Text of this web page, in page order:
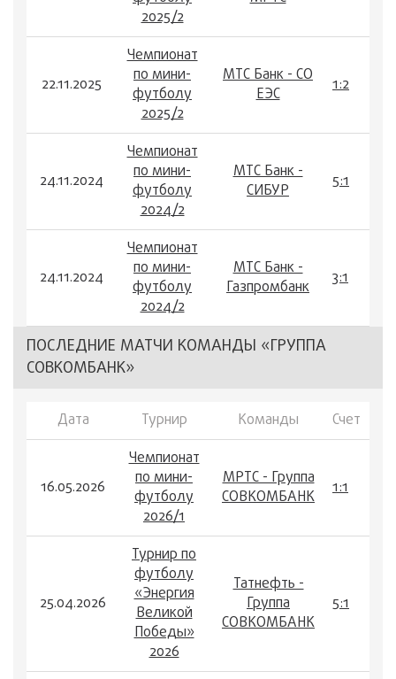
2025/2
22.11.2025
Чемпионат
по мини-
футболу
2025/2
МТС Банк - СО
ЕЭС
1:2
24.11.2024
Чемпионат
по мини-
футболу
2024/2
МТС Банк -
СИБУР
5:1
24.11.2024
Чемпионат
по мини-
футболу
2024/2
МТС Банк -
Газпромбанк
3:1
ПОСЛЕДНИЕ МАТЧИ КОМАНДЫ «ГРУППА
СОВКОМБАНК»
Дата Турнир Команды Счет
16.05.2026
Чемпионат
по мини-
футболу
2026/1
МРТС - Группа
СОВКОМБАНК
1:1
25.04.2026
Турнир по
футболу
«Энергия
Великой
Победы»
2026
Татнефть -
Группа
СОВКОМБАНК
5:1